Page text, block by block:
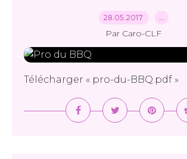
28.05.2017 …
Par Caro-CLF
Télécharger « pro-du-BBQ.pdf »